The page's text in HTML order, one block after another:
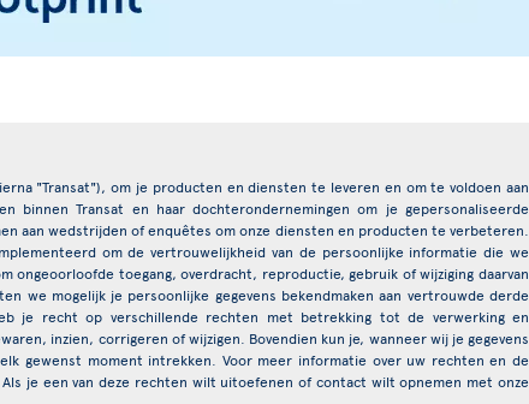
"Transat"), om je producten en diensten te leveren en om te voldoen aan
Transat en haar dochterondernemingen om je gepersonaliseerde
aan wedstrijden of enquêtes om onze diensten en producten te verbeteren.
om de vertrouwelijkheid van de persoonlijke informatie die we
toegang, overdracht, reproductie, gebruik of wijziging daarvan
we mogelijk je persoonlijke gegevens bekendmaken aan vertrouwde derde
je recht op verschillende rechten met betrekking tot de verwerking en
inzien, corrigeren of wijzigen. Bovendien kun je, wanneer wij je gegevens
gewenst moment intrekken. Voor meer informatie over uw rechten en de
. Als je een van deze rechten wilt uitoefenen of contact wilt opnemen met onze